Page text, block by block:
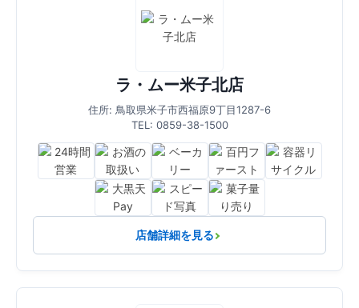
ラ・ムー米子北店
住所: 鳥取県米子市西福原9丁目1287-6
TEL: 0859-38-1500
店舗詳細を見る